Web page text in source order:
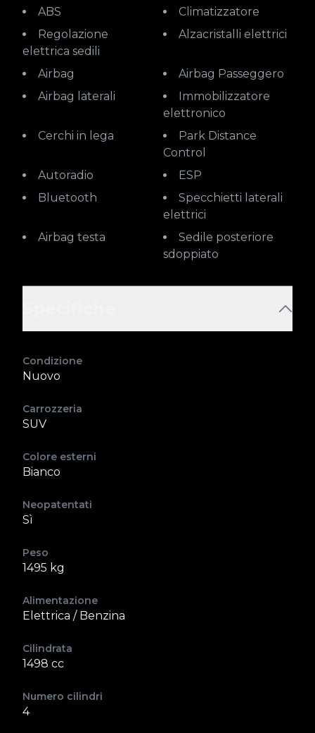
ABS
Climatizzatore
Regolazione
elettrica sedili
Alzacristalli elettrici
Airbag
Airbag Passeggero
Airbag laterali
Immobilizzatore
elettronico
Cerchi in lega
Park Distance
Control
Autoradio
ESP
Bluetooth
Specchietti laterali
elettrici
Airbag testa
Sedile posteriore
sdoppiato
Condizione
Nuovo
Carrozzeria
SUV
Colore esterni
Bianco
Neopatentati
Sì
Peso
1495 kg
Alimentazione
Elettrica / Benzina
Cilindrata
1498 cc
Numero cilindri
4